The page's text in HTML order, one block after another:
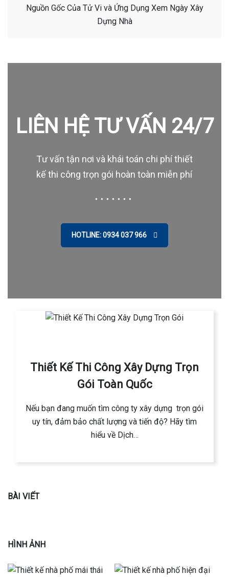
Nguồn Gốc Của Tử Vi và Ứng Dụng Xem Ngày Xây
Dựng Nhà
LIÊN HỆ TƯ VẤN 24/7
Tư vấn tận nơi và khái toán chi phí thiết
kế thi công trọn gói hoàn toàn miễn phí
HOTLINE: 0934 037 966
Thiết Kế Thi Công Xây Dựng Trọn
Gói Toàn Quốc
Nếu bạn đang muốn tìm công ty xây dựng trọn gói
uy tín, đảm bảo chất lượng và tiến độ? Hãy tìm
hiểu về Dịch…
BÀI VIẾT
HÌNH ẢNH